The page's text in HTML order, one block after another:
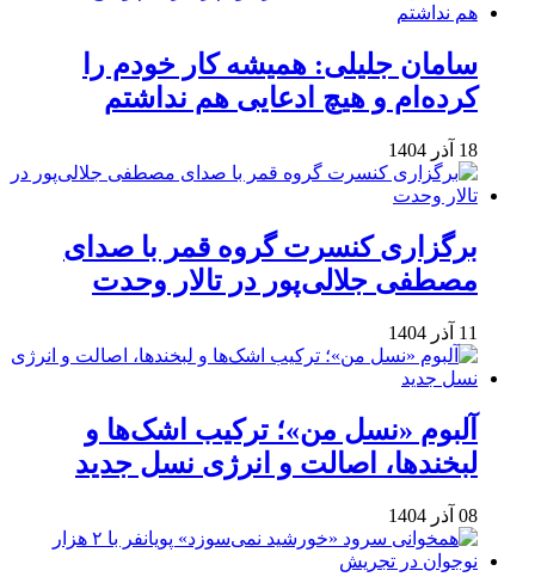
سامان جلیلی: همیشه کار خودم را
کرده‌ام و هیچ ادعایی هم نداشتم
18 آذر 1404
برگزاری کنسرت گروه قمر با صدای
مصطفی جلالی‌پور در تالار وحدت
11 آذر 1404
آلبوم «نسل من»؛ ترکیب اشک‌ها و
لبخندها، اصالت و انرژی نسل جدید
08 آذر 1404